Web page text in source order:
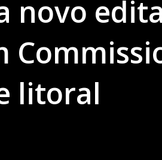
novo
litoral